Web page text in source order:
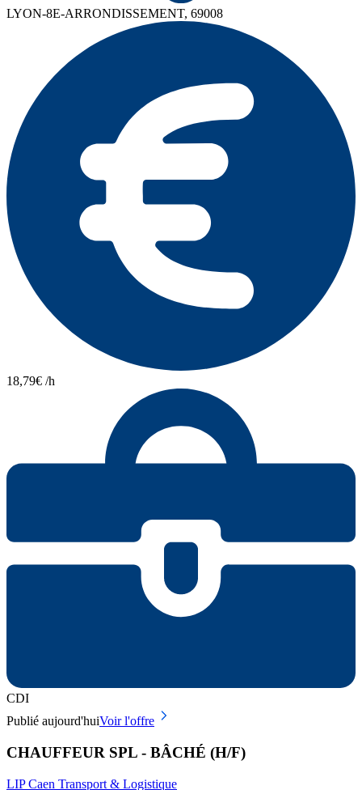
LYON-8E-ARRONDISSEMENT, 69008
18,79€ /h
CDI
Publié aujourd'huiVoir l'offre
CHAUFFEUR SPL - BÂCHÉ (H/F)
LIP Caen Transport & Logistique